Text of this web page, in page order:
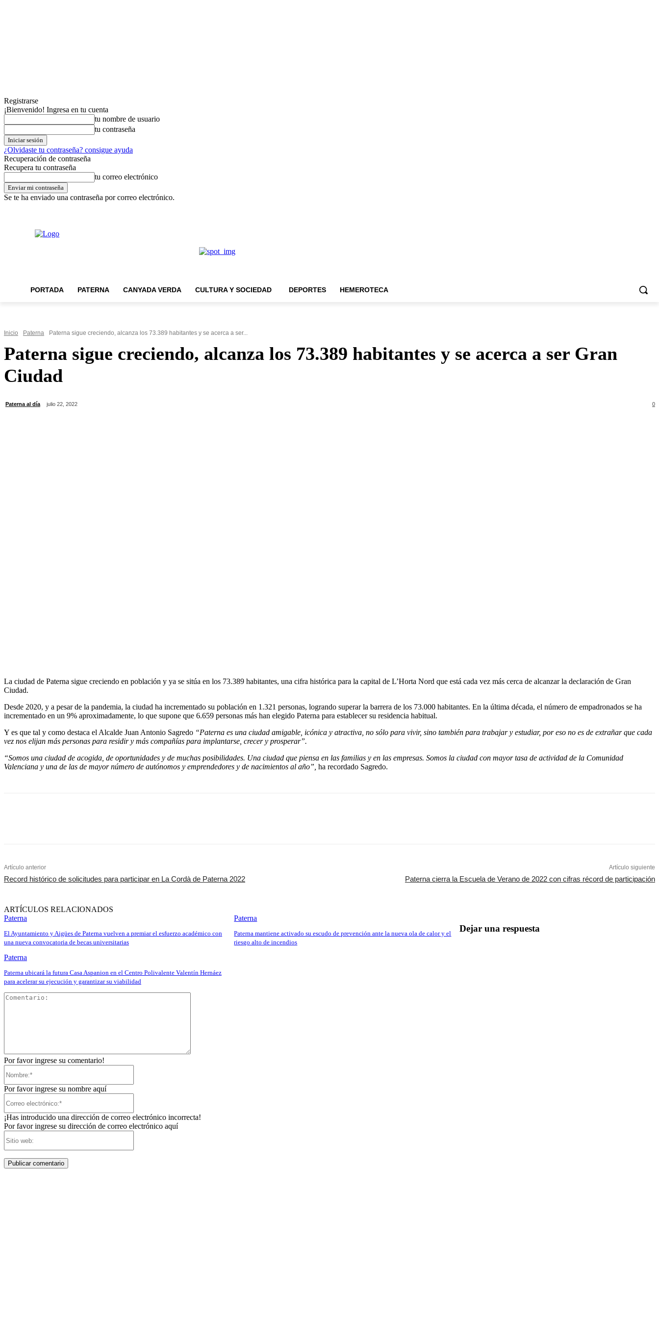
Registrarse
¡Bienvenido! Ingresa en tu cuenta
tu nombre de usuario
tu contraseña
¿Olvidaste tu contraseña? consigue ayuda
Recuperación de contraseña
Recupera tu contraseña
tu correo electrónico
Se te ha enviado una contraseña por correo electrónico.
PORTADA PATERNA CANYADA VERDA CULTURA Y SOCIEDAD DEPORTES HEMEROTECA
Inicio Paterna Paterna sigue creciendo, alcanza los 73.389 habitantes y se acerca a ser...
Paterna sigue creciendo, alcanza los 73.389 habitantes y se acerca a ser Gran
Ciudad
Paterna al día julio 22, 2022 0
La ciudad de Paterna sigue creciendo en población y ya se sitúa en los 73.389 habitantes, una cifra histórica para la capital de L’Horta Nord que está cada vez más cerca de alcanzar la declaración de Gran
Ciudad.
Desde 2020, y a pesar de la pandemia, la ciudad ha incrementado su población en 1.321 personas, logrando superar la barrera de los 73.000 habitantes. En la última década, el número de empadronados se ha
incrementado en un 9% aproximadamente, lo que supone que 6.659 personas más han elegido Paterna para establecer su residencia habitual.
Y es que tal y como destaca el Alcalde Juan Antonio Sagredo “Paterna es una ciudad amigable, icónica y atractiva, no sólo para vivir, sino también para trabajar y estudiar, por eso no es de extrañar que cada
vez nos elijan más personas para residir y más compañías para implantarse, crecer y prosperar”.
“Somos una ciudad de acogida, de oportunidades y de muchas posibilidades. Una ciudad que piensa en las familias y en las empresas. Somos la ciudad con mayor tasa de actividad de la Comunidad
Valenciana y una de las de mayor número de autónomos y emprendedores y de nacimientos al año”, ha recordado Sagredo.
Artículo anterior
Record histórico de solicitudes para participar en La Cordà de Paterna 2022
Artículo siguiente
Paterna cierra la Escuela de Verano de 2022 con cifras récord de participación
ARTÍCULOS RELACIONADOS
Paterna
El Ayuntamiento y Aigües de Paterna vuelven a premiar el esfuerzo académico con
una nueva convocatoria de becas universitarias
Paterna
Paterna mantiene activado su escudo de prevención ante la nueva ola de calor y el
riesgo alto de incendios
Paterna
Paterna ubicará la futura Casa Aspanion en el Centro Polivalente Valentín Hernáez
para acelerar su ejecución y garantizar su viabilidad
Dejar una respuesta
Por favor ingrese su comentario!
Por favor ingrese su nombre aquí
¡Has introducido una dirección de correo electrónico incorrecta!
Por favor ingrese su dirección de correo electrónico aquí